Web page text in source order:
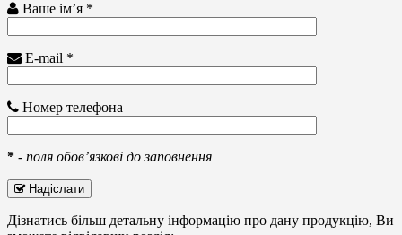
Ваше ім’я *
E-mail *
Номер телефона
* - поля обов’язкові до заповнення
Надіслати
Дізнатись більш детальну інформацію про дану продукцію, Ви